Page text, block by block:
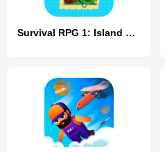
Survival RPG 1: Island Escape